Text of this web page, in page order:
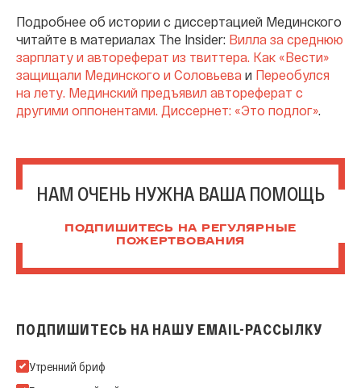
Подробнее об истории с диссертацией Мединского
читайте в материалах The Insider: Вилла за среднюю
зарплату и автореферат из твиттера. Как «Вести»
защищали Мединского и Соловьева и Переобулся
на лету. Мединский предъявил автореферат с
другими оппонентами. Диссернет: «Это подлог».
НАМ ОЧЕНЬ НУЖНА ВАША ПОМОЩЬ
ПОДПИШИТЕСЬ НА РЕГУЛЯРНЫЕ
ПОЖЕРТВОВАНИЯ
ПОДПИШИТЕСЬ НА НАШУ EMAIL-РАССЫЛКУ
Подпишитесь на нашу Email-рассылку
Утренний бриф